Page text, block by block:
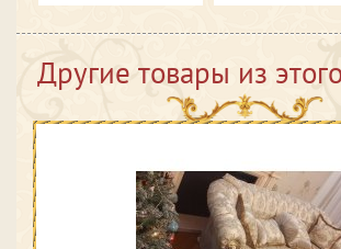
Другие товары из